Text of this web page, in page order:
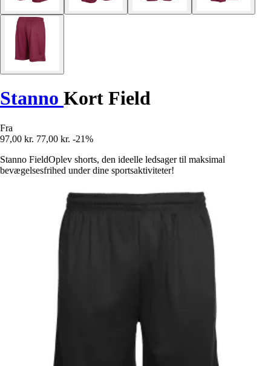
Stanno Kort Field
Fra
97,00 kr. 77,00 kr. -21%
Stanno FieldOplev shorts, den ideelle ledsager til maksimal
bevægelsesfrihed under dine sportsaktiviteter!